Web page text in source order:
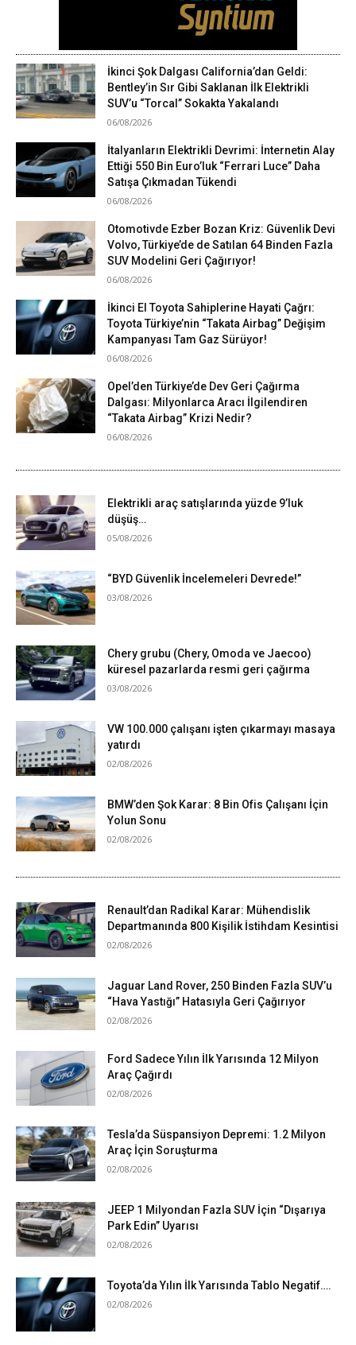
İkinci Şok Dalgası California’dan Geldi:
Bentley’in Sır Gibi Saklanan İlk Elektrikli
SUV’u “Torcal” Sokakta Yakalandı
06/08/2026
İtalyanların Elektrikli Devrimi: İnternetin Alay
Ettiği 550 Bin Euro’luk “Ferrari Luce” Daha
Satışa Çıkmadan Tükendi
06/08/2026
Otomotivde Ezber Bozan Kriz: Güvenlik Devi
Volvo, Türkiye’de de Satılan 64 Binden Fazla
SUV Modelini Geri Çağırıyor!
06/08/2026
İkinci El Toyota Sahiplerine Hayati Çağrı:
Toyota Türkiye’nin “Takata Airbag” Değişim
Kampanyası Tam Gaz Sürüyor!
06/08/2026
Opel’den Türkiye’de Dev Geri Çağırma
Dalgası: Milyonlarca Aracı İlgilendiren
“Takata Airbag” Krizi Nedir?
06/08/2026
Elektrikli araç satışlarında yüzde 9’luk
düşüş…
05/08/2026
“BYD Güvenlik İncelemeleri Devrede!”
03/08/2026
Chery grubu (Chery, Omoda ve Jaecoo)
küresel pazarlarda resmi geri çağırma
03/08/2026
VW 100.000 çalışanı işten çıkarmayı masaya
yatırdı
02/08/2026
BMW’den Şok Karar: 8 Bin Ofis Çalışanı İçin
Yolun Sonu
02/08/2026
Renault’dan Radikal Karar: Mühendislik
Departmanında 800 Kişilik İstihdam Kesintisi
02/08/2026
Jaguar Land Rover, 250 Binden Fazla SUV’u
“Hava Yastığı” Hatasıyla Geri Çağırıyor
02/08/2026
Ford Sadece Yılın İlk Yarısında 12 Milyon
Araç Çağırdı
02/08/2026
Tesla’da Süspansiyon Depremi: 1.2 Milyon
Araç İçin Soruşturma
02/08/2026
JEEP 1 Milyondan Fazla SUV İçin “Dışarıya
Park Edin” Uyarısı
02/08/2026
Toyota’da Yılın İlk Yarısında Tablo Negatif….
02/08/2026